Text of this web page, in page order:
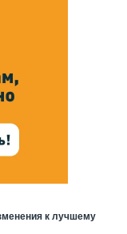
к лучшему